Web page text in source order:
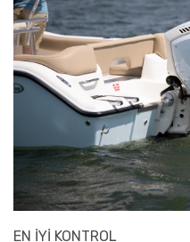
EN İYİ KONTROL